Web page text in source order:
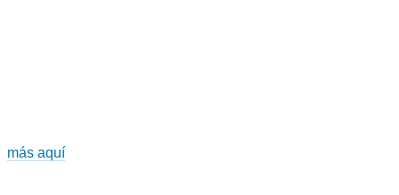
más aquí